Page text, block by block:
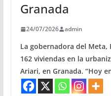
Granada
24/07/2026 admin
La gobernadora del Meta,
162 viviendas en la
Ariari, en Granada. “Hoy